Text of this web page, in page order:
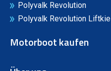
Polyvalk Revolution
Polyvalk Revolution Liftkiel
Motorboot kaufen